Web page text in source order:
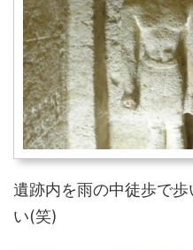
遺跡内を雨の中徒歩で
い(笑)